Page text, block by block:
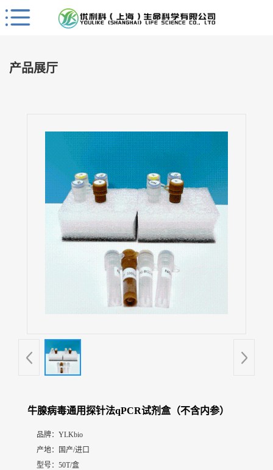
Close
首
产品展厅
牛腺病毒通用探针法qPCR试剂盒（不含内参）
品牌： YLKbio
产地：
国产/进口
型号： 50T/盒